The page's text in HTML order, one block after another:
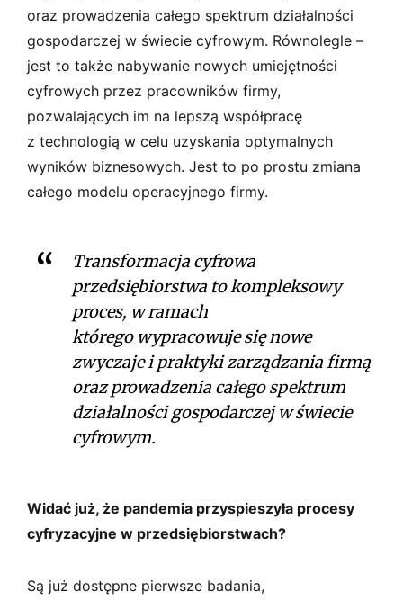
oraz prowadzenia całego spektrum działalności
gospodarczej w świecie cyfrowym. Równolegle –
jest to także nabywanie nowych umiejętności
cyfrowych przez pracowników firmy,
pozwalających im na lepszą współpracę
z technologią w celu uzyskania optymalnych
wyników biznesowych. Jest to po prostu zmiana
całego modelu operacyjnego firmy.
Transformacja cyfrowa
przedsiębiorstwa to kompleksowy
proces, w ramach
którego wypracowuje się nowe
zwyczaje i praktyki zarządzania firmą
oraz prowadzenia całego spektrum
działalności gospodarczej w świecie
cyfrowym.
Widać już, że pandemia przyspieszyła procesy
cyfryzacyjne w przedsiębiorstwach?
Są już dostępne pierwsze badania,